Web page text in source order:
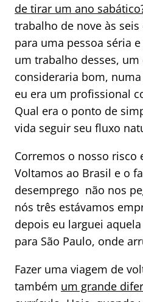
de tirar um ano
trabalho de nove às
para uma pessoa séria
um trabalho desses,
consideraria bom,
eu era um profissional
Qual era o ponto de
vida seguir seu fluxo
Corremos o nosso risco
Voltamos ao Brasil e o
desemprego não nos
nós três estávamos
depois eu larguei
para São Paulo, onde
Fazer uma viagem de
também um grande